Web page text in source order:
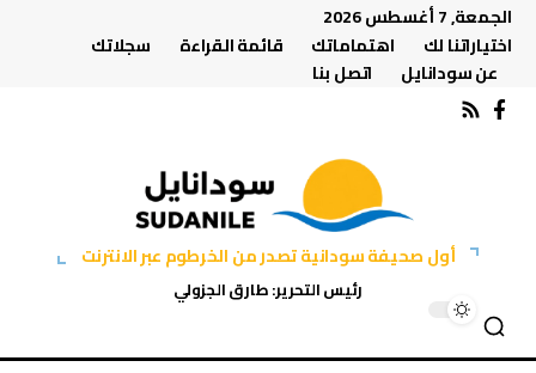
الجمعة, 7 أغسطس 2026
اختياراتنا لك
اهتماماتك قائمة القراءة
سجلاتك
عن سودانايل
اتصل بنا
أول صحيفة سودانية تصدر من الخرطوم عبر الانترنت
رئيس التحرير: طارق الجزولي